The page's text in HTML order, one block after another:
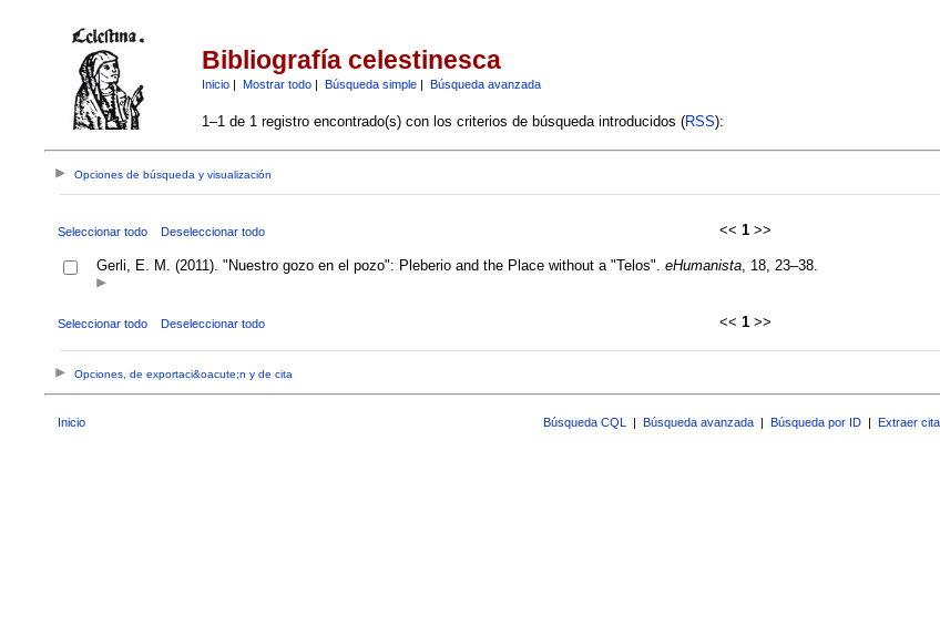
Bibliografía celestinesca
Inicio| Mostrar todo| Búsqueda simple| Búsqueda avanzada
1–1 de 1 registro encontrado(s) con los criterios de búsqueda introducidos (RSS):
Opciones de búsqueda y visualización
Seleccionar todo Deseleccionar todo << 1>>
Gerli, E. M. (2011). "Nuestro gozo en el pozo": Pleberio and the Place without a "Telos". eHumanista, 18, 23–38.
Seleccionar todo Deseleccionar todo << 1>>
Opciones, de exportaci&oacute;n y de cita
Inicio Búsqueda CQL | Búsqueda avanzada | Búsqueda por ID | Extraer